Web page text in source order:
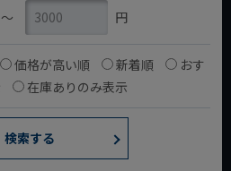
〜 円
価格が高い順 新着順
おす
在庫ありのみ表示
検索する